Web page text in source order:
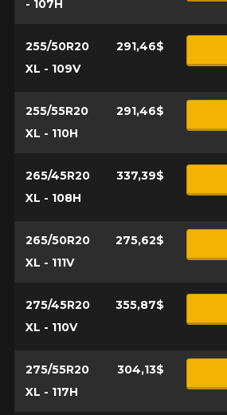
- 107H
255/50R20
XL - 109V
291,46$
255/55R20
XL - 110H
291,46$
265/45R20
XL - 108H
337,39$
265/50R20
XL - 111V
275,62$
275/45R20
XL - 110V
355,87$
275/55R20
XL - 117H
304,13$